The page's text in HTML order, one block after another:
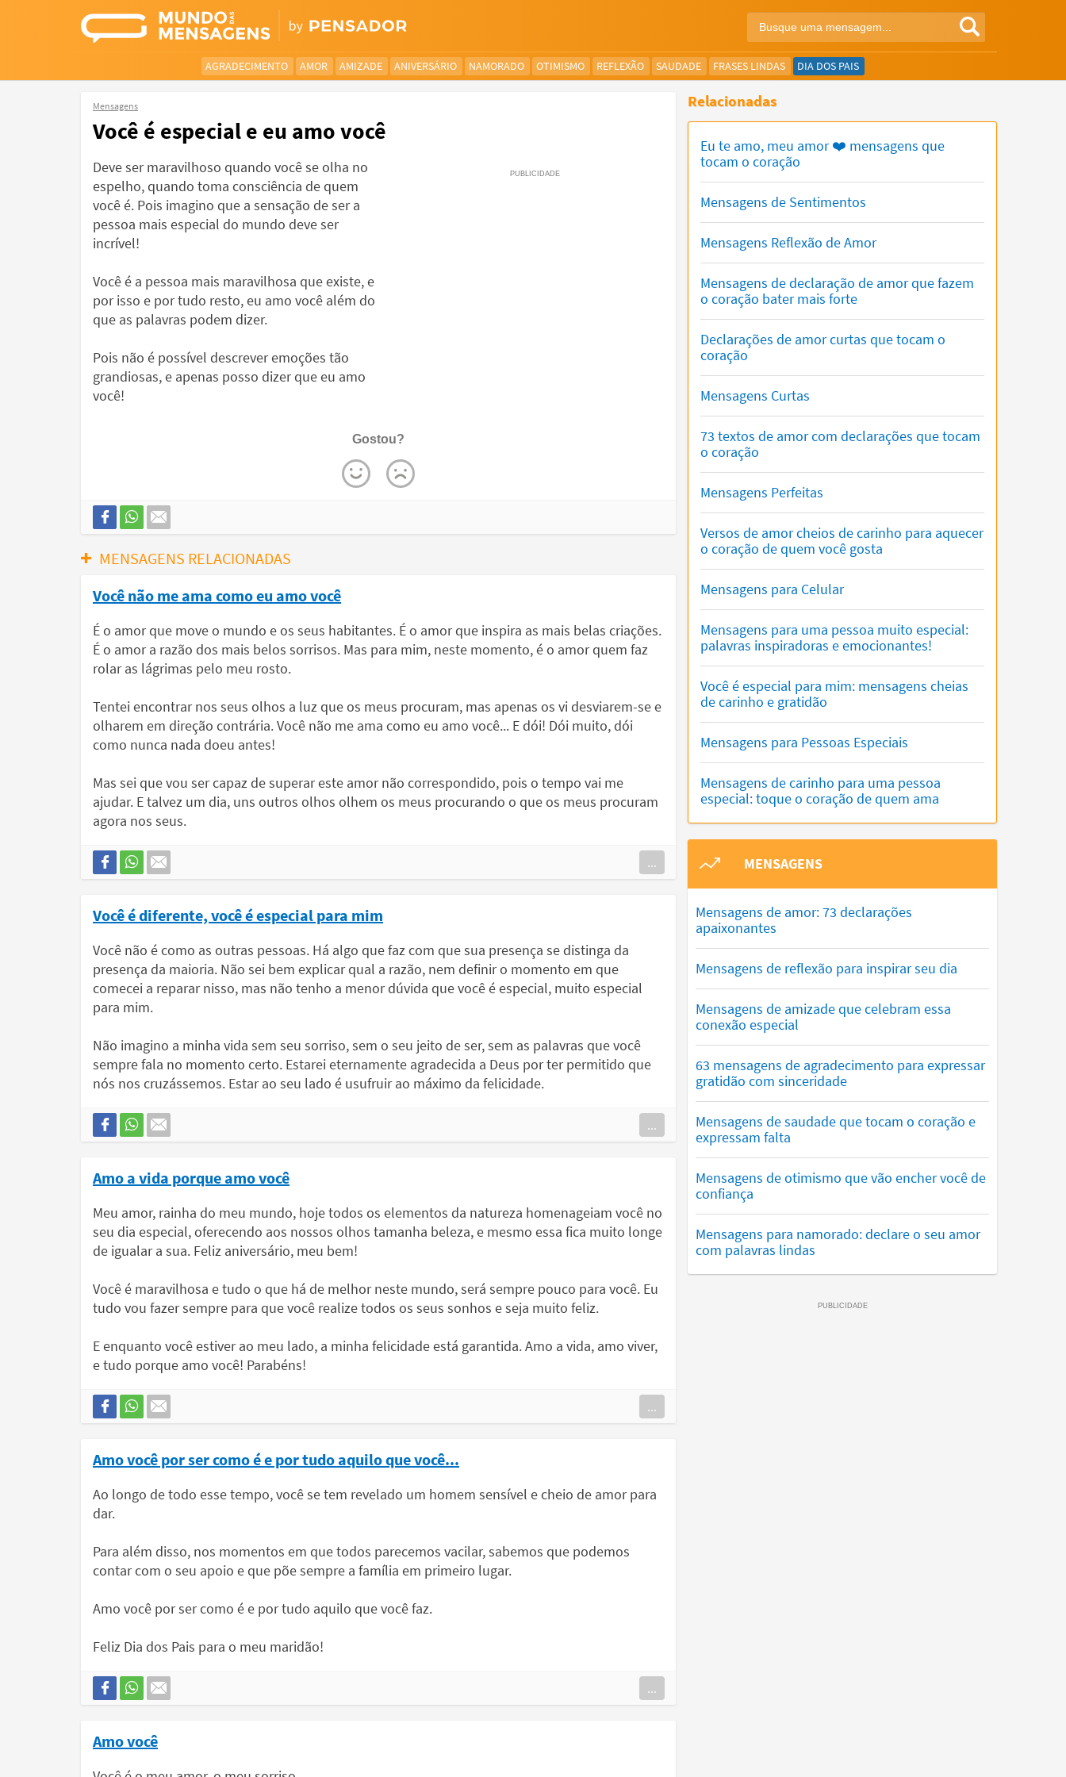
AGRADECIMENTO AMOR AMIZADE ANIVERSÁRIO NAMORADO OTIMISMO REFLEXÃO SAUDADE FRASES LINDAS DIA DOS PAIS
Mensagens
Você é especial e eu amo você
Deve ser maravilhoso quando você se olha no
espelho, quando toma consciência de quem
você é. Pois imagino que a sensação de ser a
pessoa mais especial do mundo deve ser
incrível!
Você é a pessoa mais maravilhosa que existe, e
por isso e por tudo resto, eu amo você além do
que as palavras podem dizer.
Pois não é possível descrever emoções tão
grandiosas, e apenas posso dizer que eu amo
você!
Gostou?
MENSAGENS RELACIONADAS
Você não me ama como eu amo você
É o amor que move o mundo e os seus habitantes. É o amor que inspira as mais belas criações.
É o amor a razão dos mais belos sorrisos. Mas para mim, neste momento, é o amor quem faz
rolar as lágrimas pelo meu rosto.
Tentei encontrar nos seus olhos a luz que os meus procuram, mas apenas os vi desviarem-se e
olharem em direção contrária. Você não me ama como eu amo você... E dói! Dói muito, dói
como nunca nada doeu antes!
Mas sei que vou ser capaz de superar este amor não correspondido, pois o tempo vai me
ajudar. E talvez um dia, uns outros olhos olhem os meus procurando o que os meus procuram
agora nos seus.
...
Você é diferente, você é especial para mim
Você não é como as outras pessoas. Há algo que faz com que sua presença se distinga da
presença da maioria. Não sei bem explicar qual a razão, nem definir o momento em que
comecei a reparar nisso, mas não tenho a menor dúvida que você é especial, muito especial
para mim.
Não imagino a minha vida sem seu sorriso, sem o seu jeito de ser, sem as palavras que você
sempre fala no momento certo. Estarei eternamente agradecida a Deus por ter permitido que
nós nos cruzássemos. Estar ao seu lado é usufruir ao máximo da felicidade.
...
Amo a vida porque amo você
Meu amor, rainha do meu mundo, hoje todos os elementos da natureza homenageiam você no
seu dia especial, oferecendo aos nossos olhos tamanha beleza, e mesmo essa fica muito longe
de igualar a sua. Feliz aniversário, meu bem!
Você é maravilhosa e tudo o que há de melhor neste mundo, será sempre pouco para você. Eu
tudo vou fazer sempre para que você realize todos os seus sonhos e seja muito feliz.
E enquanto você estiver ao meu lado, a minha felicidade está garantida. Amo a vida, amo viver,
e tudo porque amo você! Parabéns!
...
Amo você por ser como é e por tudo aquilo que você...
Ao longo de todo esse tempo, você se tem revelado um homem sensível e cheio de amor para
dar.
Para além disso, nos momentos em que todos parecemos vacilar, sabemos que podemos
contar com o seu apoio e que põe sempre a família em primeiro lugar.
Amo você por ser como é e por tudo aquilo que você faz.
Feliz Dia dos Pais para o meu maridão!
...
Amo você
Relacionadas
Eu te amo, meu amor ❤️ mensagens que
tocam o coração
Mensagens de Sentimentos
Mensagens Reflexão de Amor
Mensagens de declaração de amor que fazem
o coração bater mais forte
Declarações de amor curtas que tocam o
coração
Mensagens Curtas
73 textos de amor com declarações que tocam
o coração
Mensagens Perfeitas
Versos de amor cheios de carinho para aquecer
o coração de quem você gosta
Mensagens para Celular
Mensagens para uma pessoa muito especial:
palavras inspiradoras e emocionantes!
Você é especial para mim: mensagens cheias
de carinho e gratidão
Mensagens para Pessoas Especiais
Mensagens de carinho para uma pessoa
especial: toque o coração de quem ama
MENSAGENS
Mensagens de amor: 73 declarações
apaixonantes
Mensagens de reflexão para inspirar seu dia
Mensagens de amizade que celebram essa
conexão especial
63 mensagens de agradecimento para expressar
gratidão com sinceridade
Mensagens de saudade que tocam o coração e
expressam falta
Mensagens de otimismo que vão encher você de
confiança
Mensagens para namorado: declare o seu amor
com palavras lindas